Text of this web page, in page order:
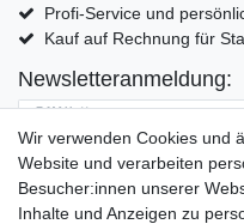
Profi-Service und
Kauf auf Rechnung für
Newsletteranmeldung:
E-MAIL **
Hiermit bestätige ich, dass ich die
Einwilligung kann ich jederzeit
Wir verwenden Cookies und
Website und verarbeiten
Besucher:innen unserer
Inhalte und Anzeigen zu